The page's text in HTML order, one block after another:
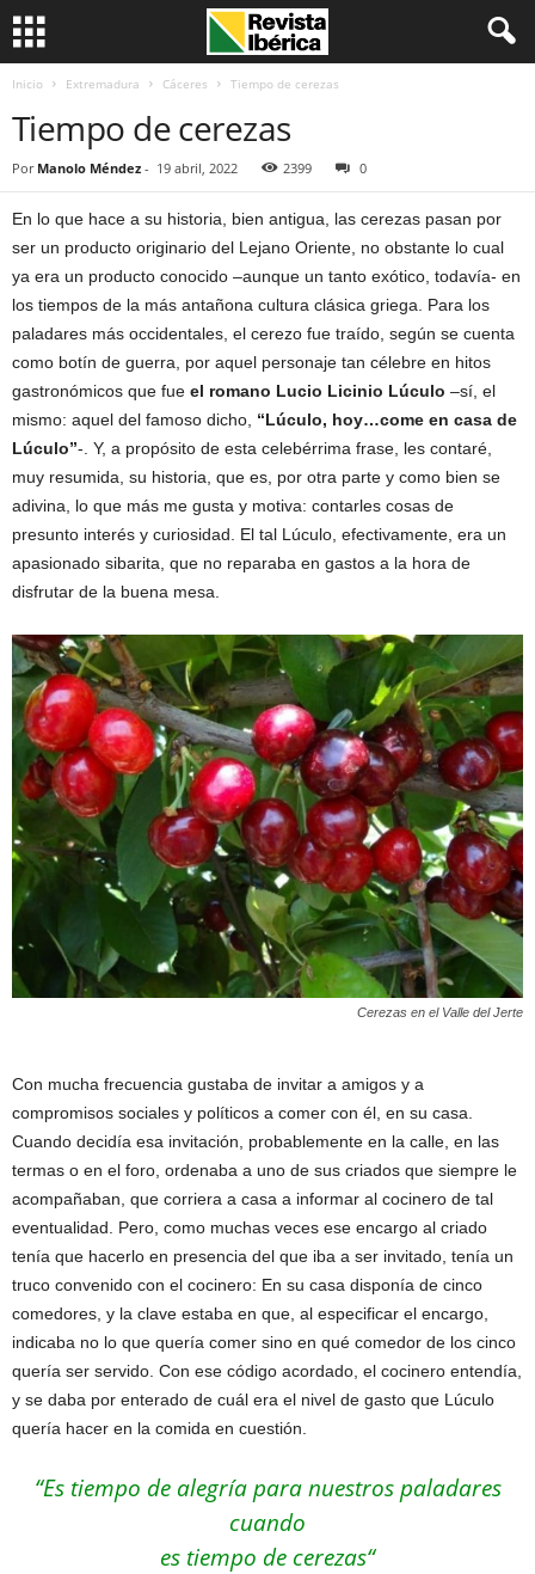
Inicio Extremadura Cáceres Tiempo de cerezas
Tiempo de cerezas
Por Manolo Méndez - 19 abril, 2022 2399 0
En lo que hace a su historia, bien antigua, las cerezas pasan por
ser un producto originario del Lejano Oriente, no obstante lo cual
ya era un producto conocido –aunque un tanto exótico, todavía- en
los tiempos de la más antañona cultura clásica griega. Para los
paladares más occidentales, el cerezo fue traído, según se cuenta
como botín de guerra, por aquel personaje tan célebre en hitos
gastronómicos que fue el romano Lucio Licinio Lúculo –sí, el
mismo: aquel del famoso dicho, “Lúculo, hoy…come en casa de
Lúculo”-. Y, a propósito de esta celebérrima frase, les contaré,
muy resumida, su historia, que es, por otra parte y como bien se
adivina, lo que más me gusta y motiva: contarles cosas de
presunto interés y curiosidad. El tal Lúculo, efectivamente, era un
apasionado sibarita, que no reparaba en gastos a la hora de
disfrutar de la buena mesa.
Cerezas en el Valle del Jerte
Con mucha frecuencia gustaba de invitar a amigos y a
compromisos sociales y políticos a comer con él, en su casa.
Cuando decidía esa invitación, probablemente en la calle, en las
termas o en el foro, ordenaba a uno de sus criados que siempre le
acompañaban, que corriera a casa a informar al cocinero de tal
eventualidad. Pero, como muchas veces ese encargo al criado
tenía que hacerlo en presencia del que iba a ser invitado, tenía un
truco convenido con el cocinero: En su casa disponía de cinco
comedores, y la clave estaba en que, al especificar el encargo,
indicaba no lo que quería comer sino en qué comedor de los cinco
quería ser servido. Con ese código acordado, el cocinero entendía,
y se daba por enterado de cuál era el nivel de gasto que Lúculo
quería hacer en la comida en cuestión.
“Es tiempo de alegría para nuestros paladares
cuando
es tiempo de cerezas“